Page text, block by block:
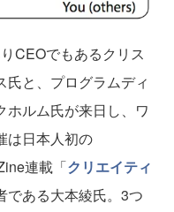
CEOでもあるクリス
氏と、プログラムディ
ホルム氏が来日し、ワ
は日本人初の
連載「クリエイティ
である大本綾氏。3つ